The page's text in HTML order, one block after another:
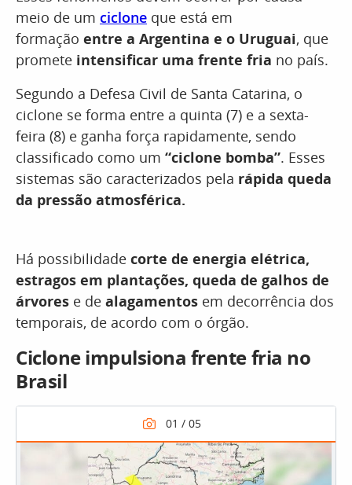
meio de um ciclone que está em
formação entre a Argentina e o Uruguai, que
promete intensificar uma frente fria no país.
Segundo a Defesa Civil de Santa Catarina, o
ciclone se forma entre a quinta (7) e a sexta-
feira (8) e ganha força rapidamente, sendo
classificado como um “ciclone bomba”. Esses
sistemas são caracterizados pela rápida queda
da pressão atmosférica.
Há possibilidade corte de energia elétrica,
estragos em plantações, queda de galhos de
árvores e de alagamentos em decorrência dos
temporais, de acordo com o órgão.
Ciclone impulsiona frente fria no
Brasil